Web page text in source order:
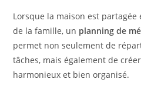
Lorsque la maison est
de la famille, un planning de
permet non seulement de
tâches, mais également de
harmonieux et bien organisé.